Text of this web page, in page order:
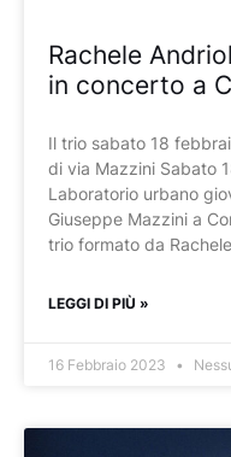
Rachele
in concerto a
Il trio sabato 18
di via Mazzini Sabato
Laboratorio urbano
Giuseppe Mazzini a
trio formato da
LEGGI DI PIÙ »
16 Febbraio 2023